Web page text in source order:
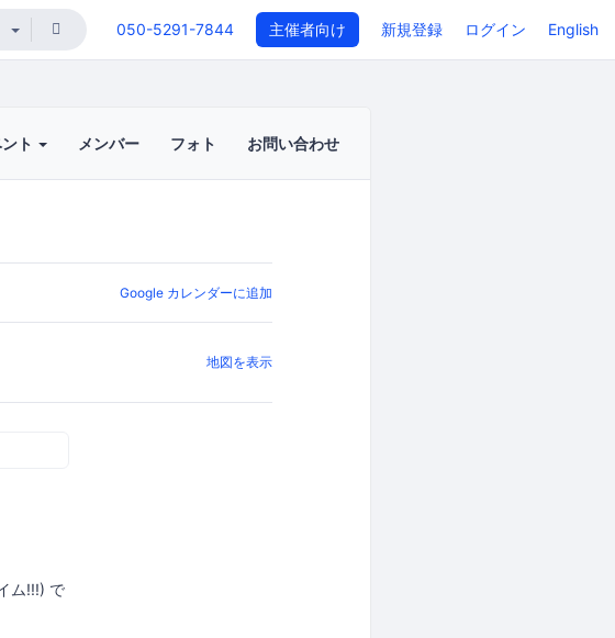
050-5291-7844 主催者向け 新規登録 ログイン English
ト メンバー フォト お問い合わせ
Google カレンダーに追加
地図を表示
ム!!!) で